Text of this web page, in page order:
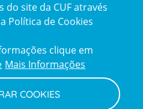
do site da CUF através
Política de Cookies
clique em
Mais Informações
COOKIES